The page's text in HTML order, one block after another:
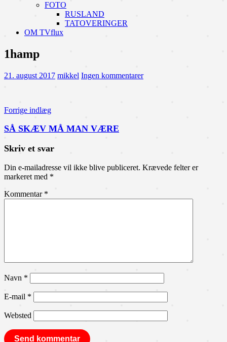
FOTO
RUSLAND
TATOVERINGER
OM TVflux
1hamp
21. august 2017 mikkel Ingen kommentarer
Indlægsnavigation
Forrige indlæg
SÅ SKÆV MÅ MAN VÆRE
Skriv et svar
Din e-mailadresse vil ikke blive publiceret. Krævede felter er
markeret med *
Kommentar *
Navn *
E-mail *
Websted